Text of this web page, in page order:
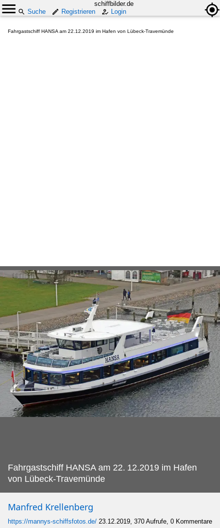
schiffbilder.de
Suche
Registrieren Login
Fahrgastschiff HANSA am 22.12.2019 im Hafen von Lübeck-Travemünde
Fahrgastschiff HANSA am 22. 12.2019 im Hafen
von Lübeck-Travemünde
Manfred Krellenberg
https://mannys-schiffsfotos.de/ 23.12.2019, 370 Aufrufe, 0 Kommentare